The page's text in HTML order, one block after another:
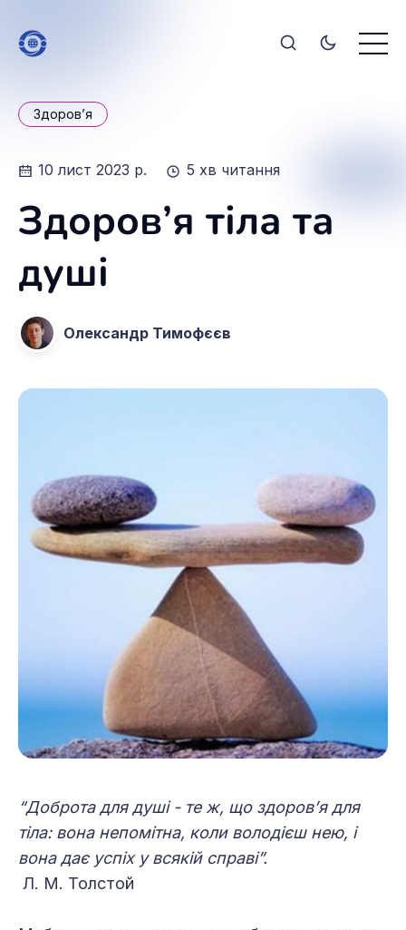
Здоров’я
10 лист 2023 р. 5 хв читання
Здоров’я тіла та
душі
Олександр Тимофєєв
“Доброта для душі - те ж, що здоров’я для
тіла: вона непомітна, коли володієш нею, і
вона дає успіх у всякій справі”.
Л. М. Толстой